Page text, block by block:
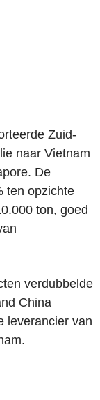
Zuid-
naar Vietnam
De
ten opzichte
ton, goed
verdubbelde
China
leverancier van